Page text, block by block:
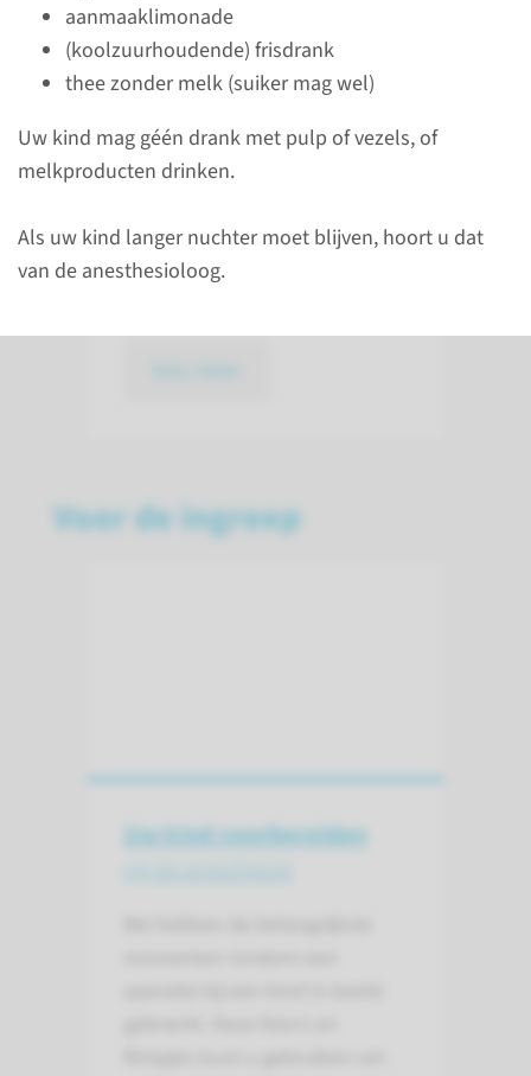
aanmaaklimonade
(koolzuurhoudende) frisdrank
thee zonder melk (suiker mag wel)
Uw kind mag géén drank met pulp of vezels, of
melkproducten drinken.
Als uw kind langer nuchter moet blijven, hoort u dat
van de anesthesioloog.
Als uw kind voor de eerste keer
onder anesthesie gaat, dan
hebben jullie eerst een
afspraak waar jullie uitleg
krijgen over de anesthesie. Via
mijnRadboud ontvangt u een
vragenlijst. Vul deze vragenlijst
thuis op gemak in voor de
afspraak.
Voor de ingreep
Uw kind voorbereiden